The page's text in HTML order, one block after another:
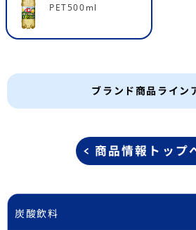
PET500ml
ブランド商品ライン
商品情報トップ
炭酸飲料